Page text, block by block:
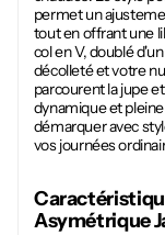
permet un
tout en offrant une
col en V, doublé
décolleté et votre
parcourent la jupe
dynamique et
démarquer avec
vos journées
Asymétrique